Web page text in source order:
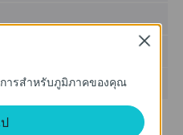
11/Server 2008 32bits
:
ารสำหรับภูมิภาคของคุณ
Close